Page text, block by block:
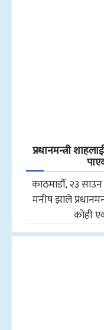
प्रधानमन्त्री
काठमाडौँ, २३ साउन ।
मनीष झाले
कोही